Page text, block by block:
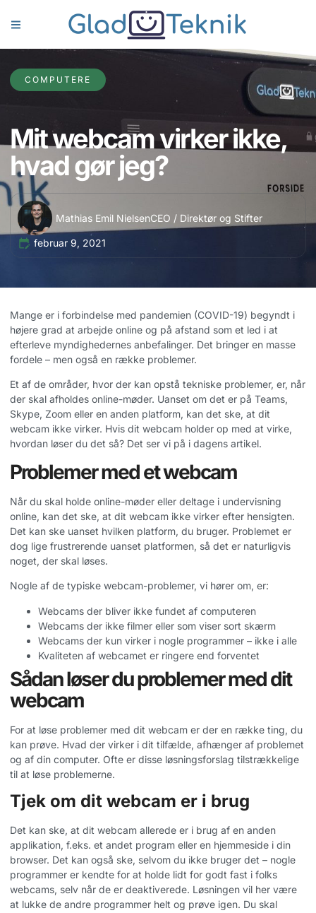
COMPUTERE
Mit webcam virker ikke,
hvad gør jeg?
Mathias Emil NielsenCEO / Direktør og Stifter
februar 9, 2021
Mange er i forbindelse med pandemien (COVID-19) begyndt i
højere grad at arbejde online og på afstand som et led i at
efterleve myndighedernes anbefalinger. Det bringer en masse
fordele – men også en række problemer.
Et af de områder, hvor der kan opstå tekniske problemer, er, når
der skal afholdes online-møder. Uanset om det er på Teams,
Skype, Zoom eller en anden platform, kan det ske, at dit
webcam ikke virker. Hvis dit webcam holder op med at virke,
hvordan løser du det så? Det ser vi på i dagens artikel.
Problemer med et webcam
Når du skal holde online-møder eller deltage i undervisning
online, kan det ske, at dit webcam ikke virker efter hensigten.
Det kan ske uanset hvilken platform, du bruger. Problemet er
dog lige frustrerende uanset platformen, så det er naturligvis
noget, der skal løses.
Nogle af de typiske webcam-problemer, vi hører om, er:
Webcams der bliver ikke fundet af computeren
Webcams der ikke filmer eller som viser sort skærm
Webcams der kun virker i nogle programmer – ikke i alle
Kvaliteten af webcamet er ringere end forventet
Sådan løser du problemer med dit
webcam
For at løse problemer med dit webcam er der en række ting, du
kan prøve. Hvad der virker i dit tilfælde, afhænger af problemet
og af din computer. Ofte er disse løsningsforslag tilstrækkelige
til at løse problemerne.
Tjek om dit webcam er i brug
Det kan ske, at dit webcam allerede er i brug af en anden
applikation, f.eks. et andet program eller en hjemmeside i din
browser. Det kan også ske, selvom du ikke bruger det – nogle
programmer er kendte for at holde lidt for godt fast i folks
webcams, selv når de er deaktiverede. Løsningen vil her være
at lukke de andre programmer helt og prøve igen. Du skal